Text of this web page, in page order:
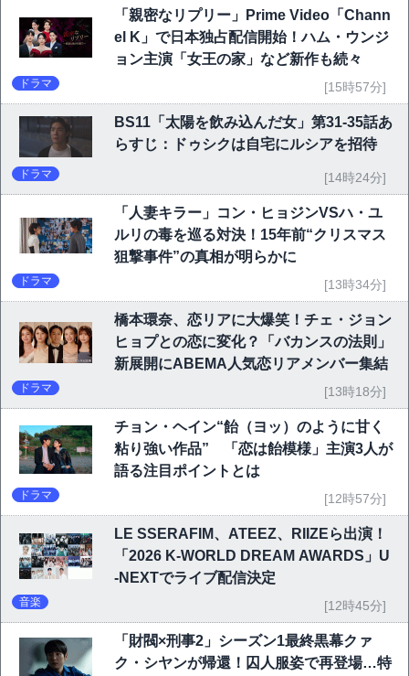
「親密なリプリー」Prime Video「Chann
el K」で日本独占配信開始！ハム・ウンジ
ョン主演「女王の家」など新作も続々
ドラマ [15時57分]
BS11「太陽を飲み込んだ女」第31-35話あ
らすじ：ドゥシクは自宅にルシアを招待
ドラマ [14時24分]
「人妻キラー」コン・ヒョジンVSハ・ユ
ルリの毒を巡る対決！15年前“クリスマス
狙撃事件”の真相が明らかに
ドラマ [13時34分]
橋本環奈、恋リアに大爆笑！チェ・ジョン
ヒョプとの恋に変化？「バカンスの法則」
新展開にABEMA人気恋リアメンバー集結
ドラマ [13時18分]
チョン・ヘイン“飴（ヨッ）のように甘く
粘り強い作品” 「恋は飴模様」主演3人が
語る注目ポイントとは
ドラマ [12時57分]
LE SSERAFIM、ATEEZ、RIIZEら出演！
「2026 K-WORLD DREAM AWARDS」U
-NEXTでライブ配信決定
音楽 [12時45分]
「財閥×刑事2」シーズン1最終黒幕クァ
ク・シヤンが帰還！囚人服姿で再登場…特